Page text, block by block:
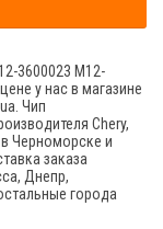
3600023 M12-
у нас в магазине
Чип
Chery,
Черноморске и
заказа
Днепр,
города